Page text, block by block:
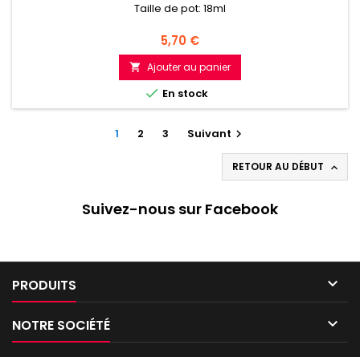
Taille de pot: 18ml
Prix
5,70 €
 Ajouter au panier
 En stock
1 2 3 Suivant 
RETOUR AU DÉBUT 
Suivez-nous sur Facebook
PRODUITS 
NOTRE SOCIÉTÉ 